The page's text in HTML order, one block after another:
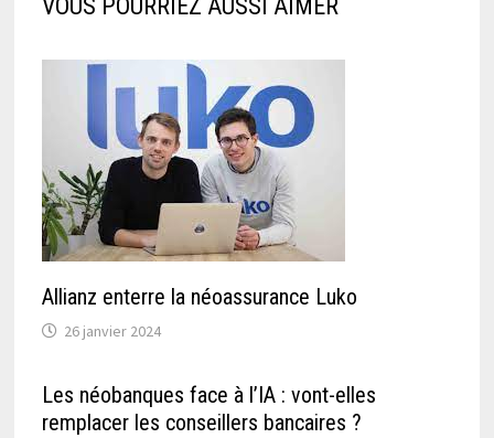
VOUS POURRIEZ AUSSI AIMER
Allianz enterre la néoassurance Luko
26 janvier 2024
Les néobanques face à l’IA : vont-elles
remplacer les conseillers bancaires ?